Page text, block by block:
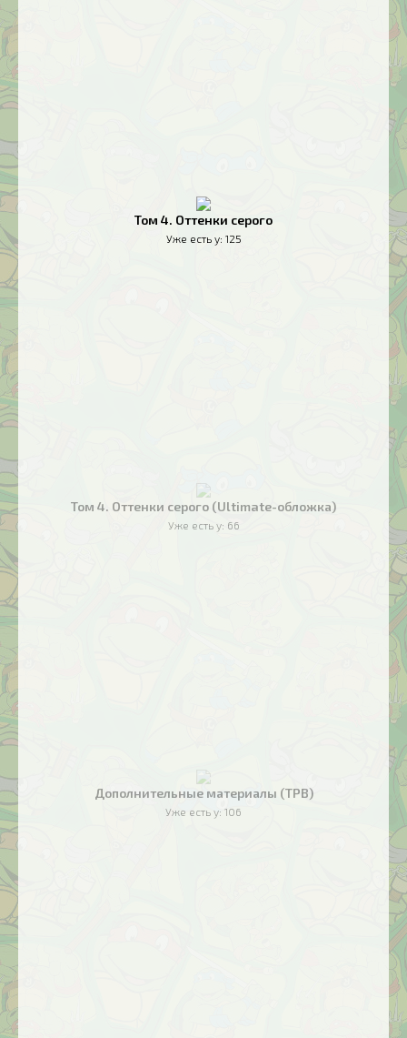
Том 4. Оттенки серого
Уже есть у: 125
Том 4. Оттенки серого (Ultimate-обложка)
Уже есть у: 66
Дополнительные материалы (TPB)
Уже есть у: 106